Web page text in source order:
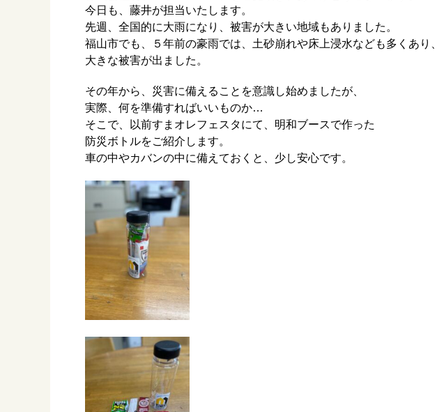
今日も、藤井が担当いたします。
先週、全国的に大雨になり、被害が大きい地域もありました。
福山市でも、５年前の豪雨では、土砂崩れや床上浸水なども多くあり、
大きな被害が出ました。
その年から、災害に備えることを意識し始めましたが、
実際、何を準備すればいいものか…
そこで、以前すまオレフェスタにて、明和ブースで作った
防災ボトルをご紹介します。
車の中やカバンの中に備えておくと、少し安心です。